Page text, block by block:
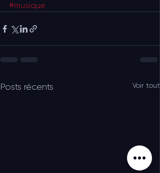
#musique
Posts récents Voir tout